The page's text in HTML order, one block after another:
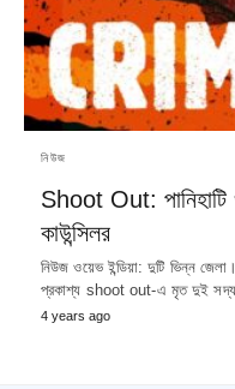
নিউজ
Shoot Out: পানিহাটি
কাউন্সিলর
নিউজ ওয়েভ ইন্ডিয়া: দুটি ভিন্ন
প্রকাশ্য shoot out-এ মৃত দুই সদ্য
4 years ago